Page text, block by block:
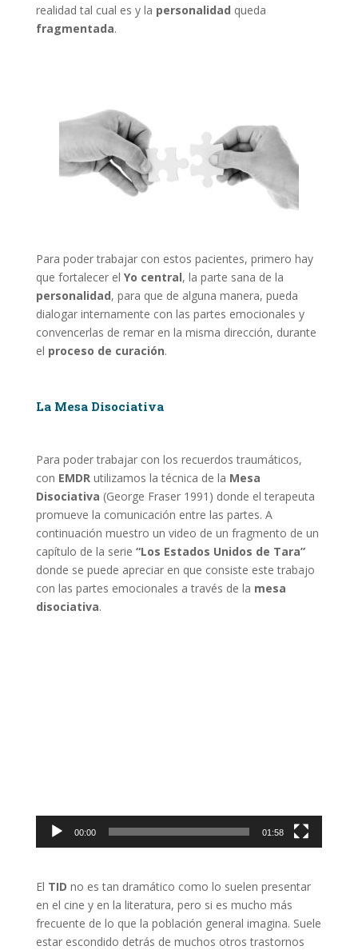
realidad tal cual es y la personalidad queda
fragmentada.
Para poder trabajar con estos pacientes, primero hay
que fortalecer el Yo central, la parte sana de la
personalidad, para que de alguna manera, pueda
dialogar internamente con las partes emocionales y
convencerlas de remar en la misma dirección, durante
el proceso de curación.
La Mesa Disociativa
Para poder trabajar con los recuerdos traumáticos,
con EMDRutilizamos la técnica de la Mesa
Disociativa (George Fraser 1991) donde el terapeuta
promueve la comunicación entre las partes. A
continuación muestro un video de un fragmento de un
capítulo de la serie “Los Estados Unidos de Tara”
donde se puede apreciar en que consiste este trabajo
con las partes emocionales a través de la mesa
disociativa.
00:00 01:58
El TID no es tan dramático como lo suelen presentar
en el cine y en la literatura, pero si es mucho más
frecuente de lo que la población general imagina. Suele
estar escondido detrás de muchos otros trastornos